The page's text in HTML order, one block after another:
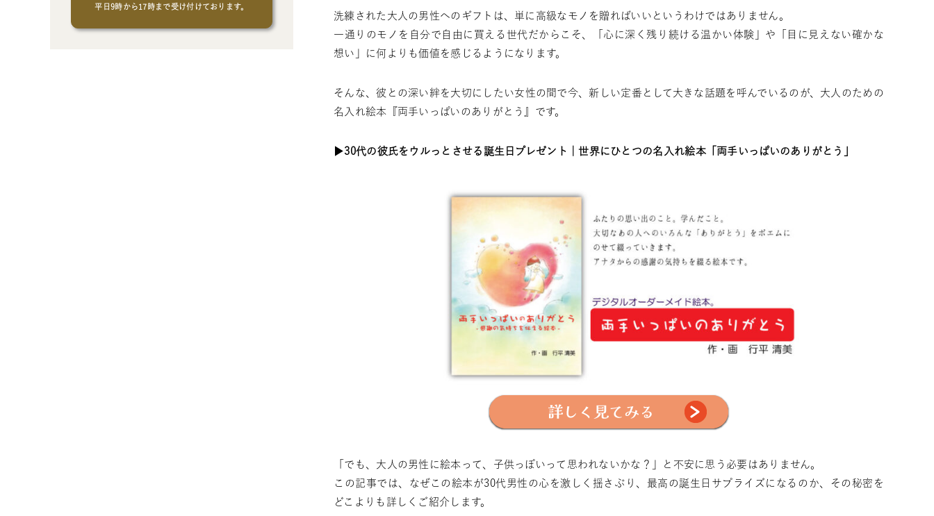
平日9時から17時まで受け付けております。
洗練された大人の男性へのギフトは、単に高級なモノを贈ればいいというわけではありません。
一通りのモノを自分で自由に買える世代だからこそ、「心に深く残り続ける温かい体験」や「目に見えない確かな
想い」に何よりも価値を感じるようになります。
そんな、彼との深い絆を大切にしたい女性の間で今、新しい定番として大きな話題を呼んでいるのが、大人のための
名入れ絵本『両手いっぱいのありがとう』です。
▶30代の彼氏をウルっとさせる誕生日プレゼント｜世界にひとつの名入れ絵本「両手いっぱいのありがとう」
「でも、大人の男性に絵本って、子供っぽいって思われないかな？」と不安に思う必要はありません。
この記事では、なぜこの絵本が30代男性の心を激しく揺さぶり、最高の誕生日サプライズになるのか、その秘密を
どこよりも詳しくご紹介します。